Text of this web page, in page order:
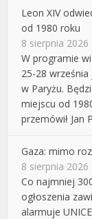
Leon XIV
od 1980 roku
8 sierpnia 2026
W programie
25-28
w Paryżu.
miejscu od
przemówił Jan
Gaza: mimo
8 sierpnia 2026
Co najmniej
ogłoszenia
alarmuje